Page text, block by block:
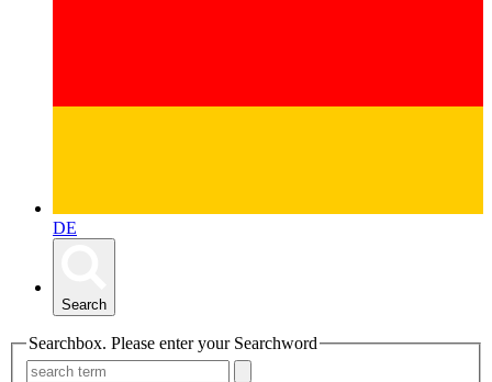
DE
Search
Searchbox. Please enter your Searchword